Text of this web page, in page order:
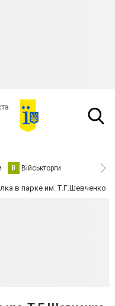
В Військторги
в парке им. Т.Г.Шевченко